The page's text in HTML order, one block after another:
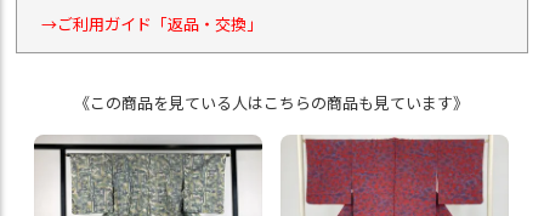
→ご利用ガイド「返品・交換」
《この商品を見ている人はこちらの商品も見ています》